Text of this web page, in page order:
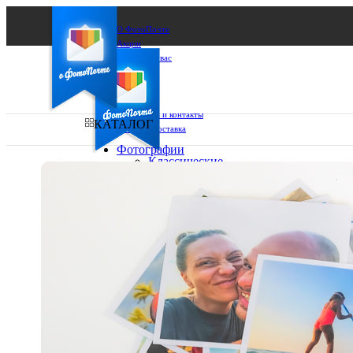
О ФотоПочте
Акции
Сделаем за вас
Бизнесу
FAQ
Франшиза
Поддержка и контакты
Оплата и доставка
Выберите из списка:
КАТАЛОГ
Фотографии
Классические
10х15
15х15
15х20
20х20
20х30
30х30
30х40
Фото
в